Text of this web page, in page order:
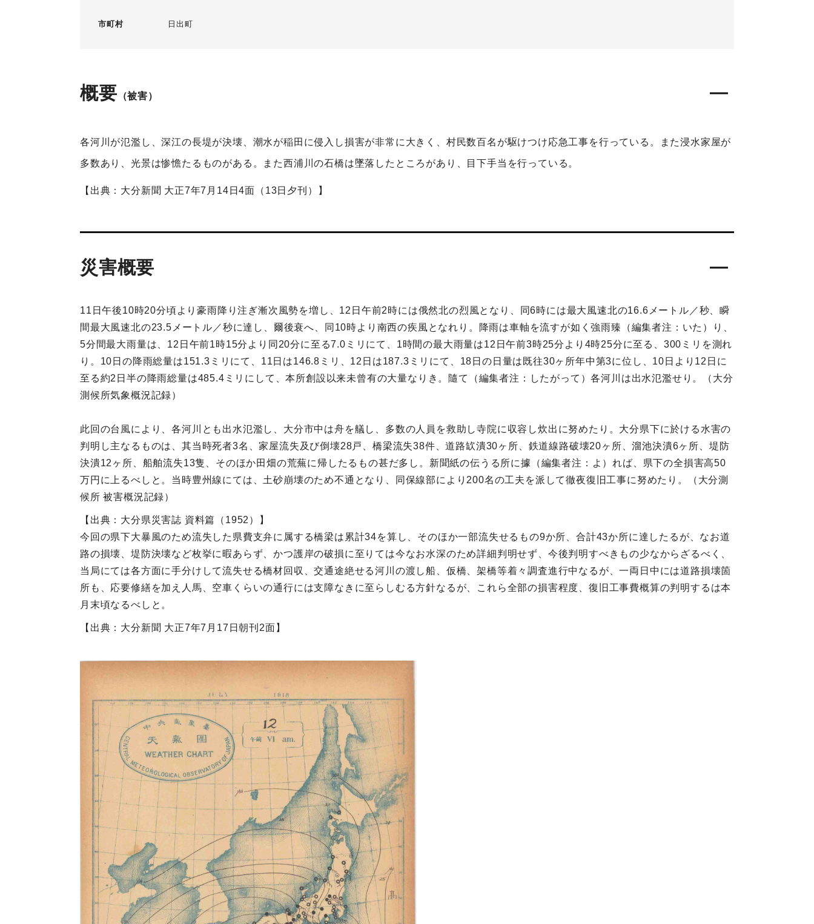
市町村 日出町
概要 （被害）
各河川が氾濫し、深江の長堤が決壊、潮水が稲田に侵入し損害が非常に大きく、村民数百名が駆けつけ応急工事を行っている。また浸水家屋が
多数あり、光景は惨憺たるものがある。また西浦川の石橋は墜落したところがあり、目下手当を行っている。
【出典：大分新聞 大正7年7月14日4面（13日夕刊）】
災害概要
11日午後10時20分頃より豪雨降り注ぎ漸次風勢を増し、12日午前2時には俄然北の烈風となり、同6時には最大風速北の16.6メートル／秒、瞬
間最大風速北の23.5メートル／秒に達し、爾後衰へ、同10時より南西の疾風となれり。降雨は車軸を流すが如く強雨臻（編集者注：いた）り、
5分間最大雨量は、12日午前1時15分より同20分に至る7.0ミリにて、1時間の最大雨量は12日午前3時25分より4時25分に至る、300ミリを測れ
り。10日の降雨総量は151.3ミリにて、11日は146.8ミリ、12日は187.3ミリにて、18日の日量は既往30ヶ所年中第3に位し、10日より12日に
至る約2日半の降雨総量は485.4ミリにして、本所創設以来未曾有の大量なりき。隨て（編集者注：したがって）各河川は出水氾濫せり。（大分
測候所気象概況記録）
此回の台風により、各河川とも出水氾濫し、大分市中は舟を艤し、多数の人員を救助し寺院に収容し炊出に努めたり。大分県下に於ける水害の
判明し主なるものは、其当時死者3名、家屋流失及び倒壊28戸、橋梁流失38件、道路缼潰30ヶ所、鉄道線路破壊20ヶ所、溜池決潰6ヶ所、堤防
決潰12ヶ所、船舶流失13隻、そのほか田畑の荒蕪に帰したるもの甚だ多し。新聞紙の伝うる所に據（編集者注：よ）れば、県下の全損害高50
万円に上るべしと。当時豊州線にては、土砂崩壊のため不通となり、同保線部により200名の工夫を派して徹夜復旧工事に努めたり。（大分測
候所 被害概況記録）
【出典：大分県災害誌 資料篇（1952）】
今回の県下大暴風のため流失した県費支弁に属する橋梁は累計34を算し、そのほか一部流失せるもの9か所、合計43か所に達したるが、なお道
路の損壊、堤防決壊など枚挙に暇あらず、かつ護岸の破損に至りては今なお水深のため詳細判明せず、今後判明すべきもの少なからざるべく、
当局にては各方面に手分けして流失せる橋材回収、交通途絶せる河川の渡し船、仮橋、架橋等着々調査進行中なるが、一両日中には道路損壊箇
所も、応要修繕を加え人馬、空車くらいの通行には支障なきに至らしむる方針なるが、これら全部の損害程度、復旧工事費概算の判明するは本
月末頃なるべしと。
【出典：大分新聞 大正7年7月17日朝刊2面】